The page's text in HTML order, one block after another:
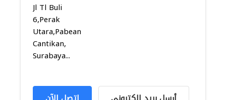
Jl Tl Buli
6,Perak
Utara,Pabean
Cantikan,
Surabaya...